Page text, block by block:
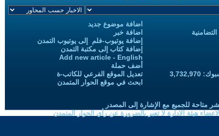
اضافة موضوع جديد
اضافة خبر
إضافة يوتيوب-فلم إلى يوتيوب التمدن
إضافة كتاب إلى مكتبة التمدن
Add new article - English
أضف حملة
تعديل الموقع الفرعي للكاتب-ة
ابحث في موقع الحوار المتمدن
متاحة للجميع مع الإشارة إلى المصدر
هيئة الادارة لا تعبر بالضرورة عن رأي الحوار المتمدن